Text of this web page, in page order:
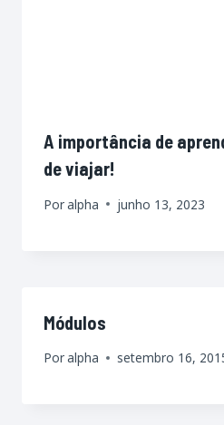
A importância de
de viajar!
Poralpha junho 13, 2023
Módulos
Poralpha setembro 16,